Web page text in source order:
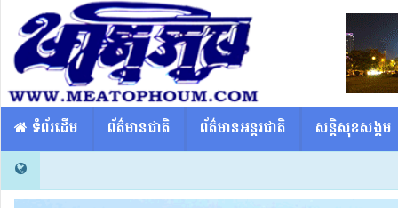
​​ ទំព័រដើម ព័ត៌មានជាតិ ព័ត៌មានអន្តរជាតិ សន្តិសុខសង្គម